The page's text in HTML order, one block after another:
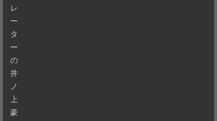
レ
ー
タ
ー
の
井
ノ
上
豪